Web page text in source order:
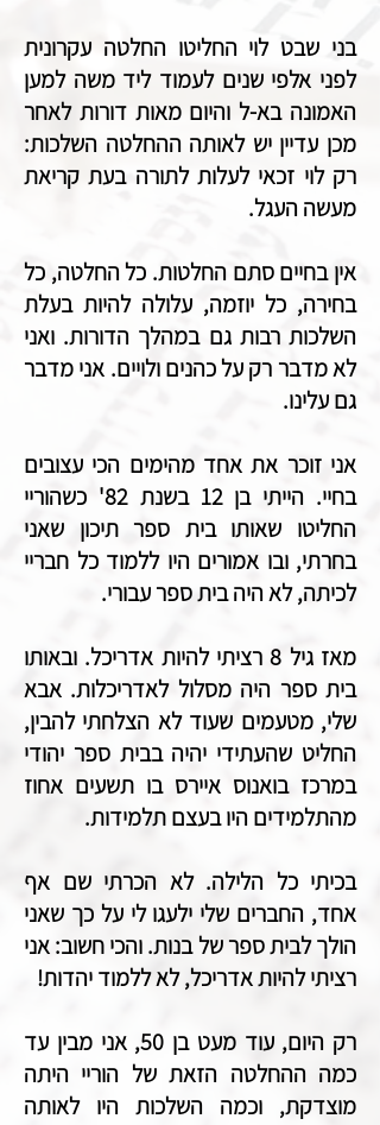
בני שבט לוי החליטו החלטה עקרונית
לפני אלפי שנים לעמוד ליד משה למען
האמונה בא-ל והיום מאות דורות לאחר
מכן עדיין יש לאותה ההחלטה השלכות:
רק לוי זכאי לעלות לתורה בעת קריאת
מעשה העגל.
אין בחיים סתם החלטות. כל החלטה, כל
בחירה, כל יוזמה, עלולה להיות בעלת
השלכות רבות גם במהלך הדורות. ואני
לא מדבר רק על כהנים ולויים. אני מדבר
גם עלינו.
אני זוכר את אחד מהימים הכי עצובים
בחיי. הייתי בן 12 בשנת 82' כשהוריי
החליטו שאותו בית ספר תיכון שאני
בחרתי, ובו אמורים היו ללמוד כל חבריי
לכיתה, לא היה בית ספר עבורי.
מאז גיל 8 רציתי להיות אדריכל. ובאותו
בית ספר היה מסלול לאדריכלות. אבא
שלי, מטעמים שעוד לא הצלחתי להבין,
החליט שהעתידי יהיה בבית ספר יהודי
במרכז בואנוס איירס בו תשעים אחוז
מהתלמידים היו בעצם תלמידות.
בכיתי כל הלילה. לא הכרתי שם אף
אחד, החברים שלי ילעגו לי על כך שאני
הולך לבית ספר של בנות. והכי חשוב: אני
רציתי להיות אדריכל, לא ללמוד יהדות!
רק היום, עוד מעט בן 50, אני מבין עד
כמה ההחלטה הזאת של הוריי היתה
מוצדקת, וכמה השלכות היו לאותה